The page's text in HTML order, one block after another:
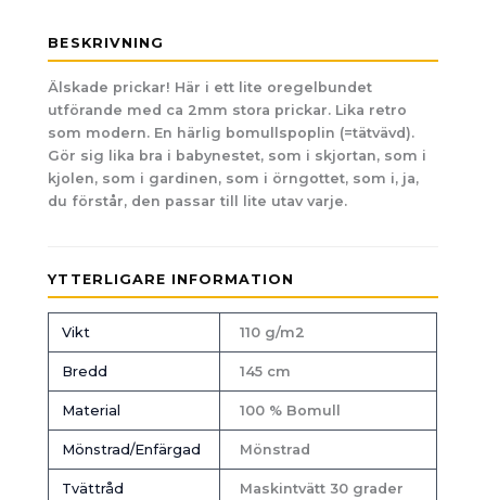
BESKRIVNING
Älskade prickar! Här i ett lite oregelbundet
utförande med ca 2mm stora prickar. Lika retro
som modern. En härlig bomullspoplin (=tätvävd).
Gör sig lika bra i babynestet, som i skjortan, som i
kjolen, som i gardinen, som i örngottet, som i, ja,
du förstår, den passar till lite utav varje.
YTTERLIGARE INFORMATION
Vikt 110 g/m2
Bredd 145 cm
Material 100 % Bomull
Mönstrad/Enfärgad Mönstrad
Tvättråd Maskintvätt 30 grader